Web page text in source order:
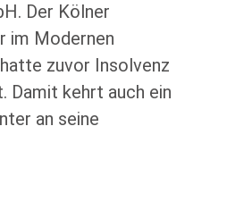
Der Kölner
im Modernen
zuvor Insolvenz
Damit kehrt auch ein
an seine